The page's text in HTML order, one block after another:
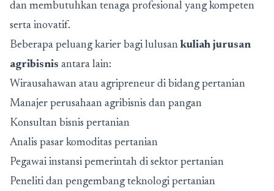
dan membutuhkan tenaga profesional yang kompeten
serta inovatif.
Beberapa peluang karier bagi lulusan kuliah jurusan
agribisnis antara lain:
Wirausahawan atau agripreneur di bidang pertanian
Manajer perusahaan agribisnis dan pangan
Konsultan bisnis pertanian
Analis pasar komoditas pertanian
Pegawai instansi pemerintah di sektor pertanian
Peneliti dan pengembang teknologi pertanian